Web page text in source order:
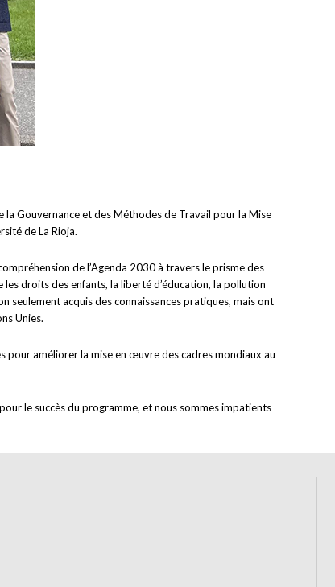
la Gouvernance et des Méthodes de Travail pour la Mise
de La Rioja.
de l’Agenda 2030 à travers le prisme des
droits des enfants, la liberté d’éducation, la pollution
seulement acquis des connaissances pratiques, mais ont
Unies.
pour améliorer la mise en œuvre des cadres mondiaux au
le succès du programme, et nous sommes impatients